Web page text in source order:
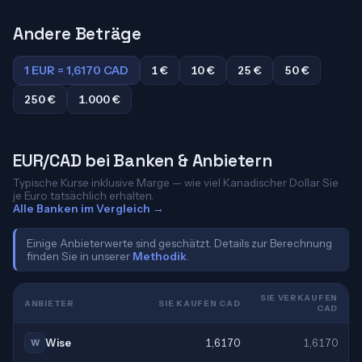
Andere Beträge
1 EUR = 1,6170 CAD 1 € 10 € 25 €
50 €
250 €
1.000 €
EUR/CAD bei Banken & Anbietern
Typische Kurse inklusive Marge — wie viel Kanadischer Dollar Sie
je Euro tatsächlich erhalten.
Alle Banken im Vergleich →
Einige Anbieterwerte sind geschätzt. Details zur Berechnung
finden Sie in unserer Methodik
ANBIETER SIE KAUFEN CAD
SIE VERKAUFEN
CAD
W Wise 1,6170 1,6170